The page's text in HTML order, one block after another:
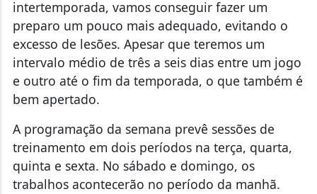
intertemporada, vamos conseguir fazer um
preparo um pouco mais adequado, evitando o
excesso de lesões. Apesar que teremos um
intervalo médio de três a seis dias entre um jogo
e outro até o fim da temporada, o que também é
bem apertado.
A programação da semana prevê sessões de
treinamento em dois períodos na terça, quarta,
quinta e sexta. No sábado e domingo, os
trabalhos acontecerão no período da manhã.